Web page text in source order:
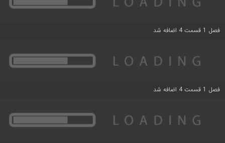
فصل 1 قسمت 4 اضافه شد
فصل 1 قسمت 4 اضافه شد